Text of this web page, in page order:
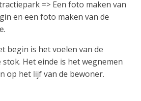
=> Een foto maken van
en een foto maken van de
begin is het voelen van de
stok. Het einde is het wegnemen
op het lijf van de bewoner.